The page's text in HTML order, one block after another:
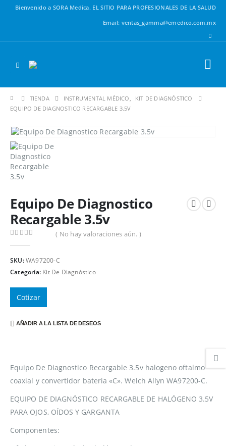
Bienvenido a SORA Medica. EL SITIO PARA PROFESIONALES DE LA SALUD
Email: ventas_gamma@emedico.com.mx
TIENDA INSTRUMENTAL MÉDICO ,
KIT DE DIAGNÓSTICO
EQUIPO DE DIAGNOSTICO RECARGABLE 3.5V
Equipo De Diagnostico
Recargable 3.5v
( No hay valoraciones aún. )
SKU:WA97200-C
Categoría: Kit De Diagnóstico
Cotizar
AÑADIR A LA LISTA DE DESEOS
Equipo De Diagnostico Recargable 3.5v halogeno oftalmo
coaxial y convertidor bateria «C». Welch Allyn WA97200-C.
EQUIPO DE DIAGNÓSTICO RECARGABLE DE HALÓGENO 3.5V
PARA OJOS, OÍDOS Y GARGANTA
Componentes: